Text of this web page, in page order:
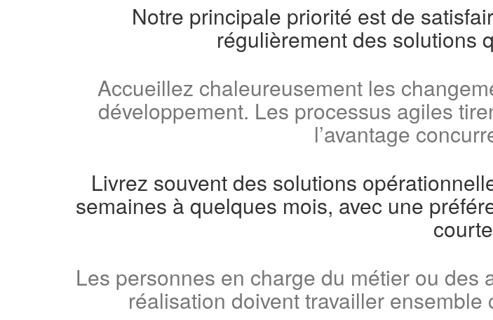
Notre principale priorité est de
régulièrement des solutions
Accueillez chaleureusement les
développement. Les processus agiles
l’avantage
Livrez souvent des solutions
semaines à quelques mois, avec une
Les personnes en charge du métier ou
réalisation doivent travailler